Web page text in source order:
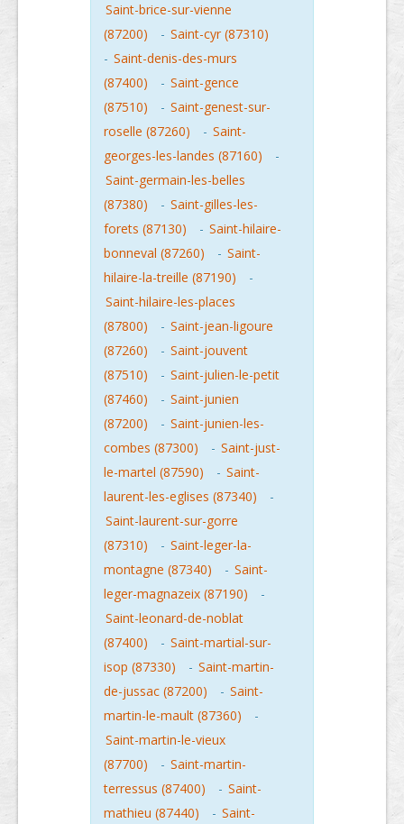
Saint-brice-sur-vienne
(87200)
- Saint-cyr (87310)
- Saint-denis-des-murs
(87400)
- Saint-gence
(87510)
- Saint-genest-sur-
roselle (87260)
- Saint-
georges-les-landes (87160)
-
Saint-germain-les-belles
(87380)
- Saint-gilles-les-
forets (87130)
- Saint-hilaire-
bonneval (87260)
- Saint-
hilaire-la-treille (87190)
-
Saint-hilaire-les-places
(87800)
- Saint-jean-ligoure
(87260)
- Saint-jouvent
(87510)
- Saint-julien-le-petit
(87460)
- Saint-junien
(87200)
- Saint-junien-les-
combes (87300)
- Saint-just-
le-martel (87590)
- Saint-
laurent-les-eglises (87340)
-
Saint-laurent-sur-gorre
(87310)
- Saint-leger-la-
montagne (87340)
- Saint-
leger-magnazeix (87190)
-
Saint-leonard-de-noblat
(87400)
- Saint-martial-sur-
isop (87330)
- Saint-martin-
de-jussac (87200)
- Saint-
martin-le-mault (87360)
-
Saint-martin-le-vieux
(87700)
- Saint-martin-
terressus (87400)
- Saint-
mathieu (87440)
- Saint-